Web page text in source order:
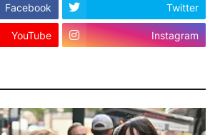
Facebook Twitter
YouTube Instagram